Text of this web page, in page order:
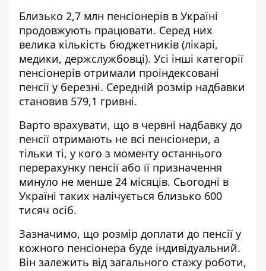
Близько 2,7 млн пенсіонерів в Україні
продовжують працювати. Серед них
велика кількість бюджетників (лікарі,
медики, держслужбовці). Усі інші категорії
пенсіонерів отримали проіндексовані
пенсії у березні. Середній розмір надбавки
становив 579,1 гривні.
Варто врахувати, що в червні надбавку до
пенсії отримають не всі пенсіонери, а
тільки ті, у кого з моменту останнього
перерахунку пенсії або її призначення
минуло не менше 24 місяців. Сьогодні в
Україні таких налічується близько 600
тисяч осіб.
Зазначимо, що розмір доплати до пенсії у
кожного пенсіонера буде індивідуальний.
Він залежить від загального стажу роботи,